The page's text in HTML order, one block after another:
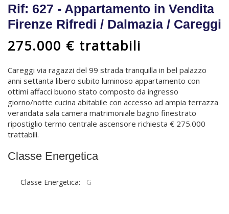
Rif: 627 - Appartamento in Vendita
Firenze Rifredi / Dalmazia / Careggi
275.000 € trattabili
Careggi via ragazzi del 99 strada tranquilla in bel palazzo
anni settanta libero subito luminoso appartamento con
ottimi affacci buono stato composto da ingresso
giorno/notte cucina abitabile con accesso ad ampia terrazza
verandata sala camera matrimoniale bagno finestrato
ripostiglio termo centrale ascensore richiesta € 275.000
trattabili.
Classe Energetica
Classe Energetica: G